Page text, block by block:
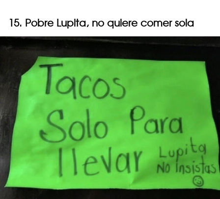
15. Pobre Lupita, no quiere comer sola